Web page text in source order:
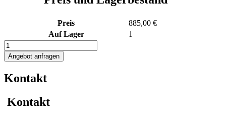
Preis
885,00 €
Auf Lager
1
1000L
Edelstahl
Transportbehälter
Angebot anfragen
Kontakt
Kontakt